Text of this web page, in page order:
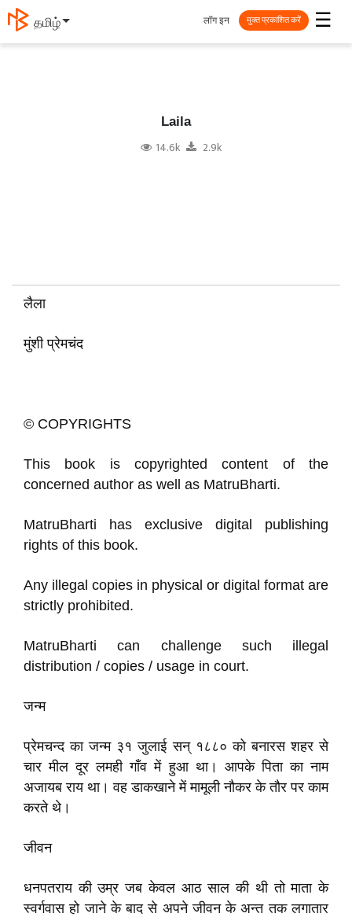
தமிழ் ☰
लॉग इन मुक्त प्रकाशित करें
Laila
14.6k 2.9k
लैला
मुंशी प्रेमचंद
© COPYRIGHTS
This book is copyrighted content of the
concerned author as well as MatruBharti.
MatruBharti has exclusive digital publishing
rights of this book.
Any illegal copies in physical or digital format are
strictly prohibited.
MatruBharti can challenge such illegal
distribution / copies / usage in court.
जन्म
प्रेमचन्द का जन्म ३१ जुलाई सन्‌ १८८० को बनारस शहर से
चार मील दूर लमही गाँव में हुआ था। आपके पिता का नाम
अजायब राय था। वह डाकखाने में मामूली नौकर के तौर पर काम
करते थे।
जीवन
धनपतराय की उम्र जब केवल आठ साल की थी तो माता के
स्वर्गवास हो जाने के बाद से अपने जीवन के अन्त तक लगातार